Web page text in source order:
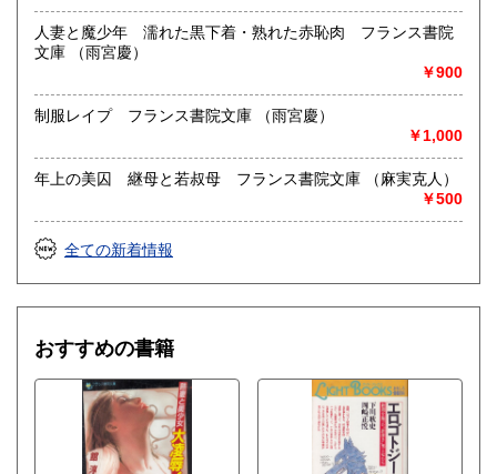
人妻と魔少年 濡れた黒下着・熟れた赤恥肉 フランス書院
文庫 （雨宮慶）
￥900
制服レイプ フランス書院文庫 （雨宮慶）
￥1,000
年上の美囚 継母と若叔母 フランス書院文庫 （麻実克人）
￥500
全ての新着情報
おすすめの書籍